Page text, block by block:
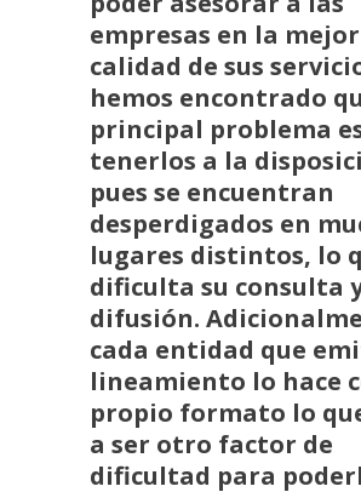
empresas en la
calidad de sus
hemos encontrado
principal problema
tenerlos a la
pues se encuentran
desperdigados en
lugares distintos, lo
dificulta su consulta
difusión.
cada entidad que
lineamiento lo hace
propio formato lo
a ser otro factor de
dificultad para